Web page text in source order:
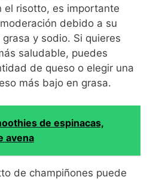
el risotto, es importante
debido a su
y sodio. Si quieres
saludable, puedes
de queso o elegir una
más bajo en grasa.
de espinacas,
avena
de champiñones puede